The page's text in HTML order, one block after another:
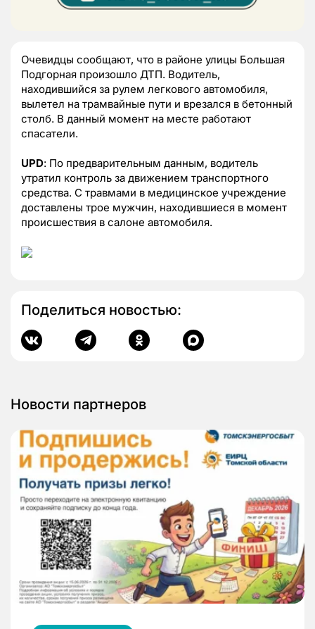
Очевидцы сообщают, что в районе улицы Большая
Подгорная произошло ДТП. Водитель,
находившийся за рулем легкового автомобиля,
вылетел на трамвайные пути и врезался в бетонный
столб. В данный момент на месте работают
спасатели.
UPD: По предварительным данным, водитель
утратил контроль за движением транспортного
средства. С травмами в медицинское учреждение
доставлены трое мужчин, находившиеся в момент
происшествия в салоне автомобиля.
Поделиться новостью:
Новости партнеров